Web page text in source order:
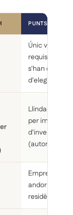
PUNTS A
Únic vehicle
requisits per
s'han de
d'elegibilitat
Llindar
per immoble;
d'inversions
(autorització
Empreses
andorranes;
residència